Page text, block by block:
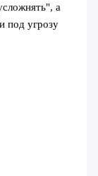
а
под угрозу